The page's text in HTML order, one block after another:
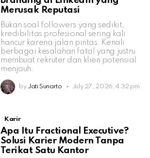
Merusak Reputasi
Bukan soal followers yang sedikit,
kredibilitas profesional sering kali
hancur karena jalan pintas. Kenali
berbagai kesalahan fatal yang justru
membuat rekruter dan klien potensial
menjauh.
by Jati Sunarto July 27, 2026, 4:32 pm
Karir
Apa Itu Fractional Executive?
Solusi Karier Modern Tanpa
Terikat Satu Kantor